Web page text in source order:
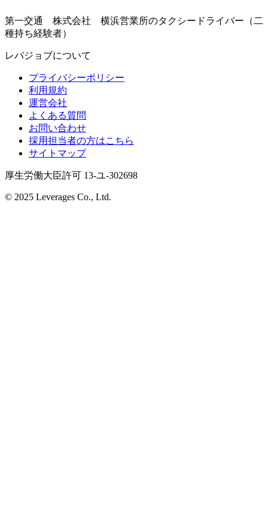
第一交通 株式会社 横浜営業所のタクシードライバー（二
種持ち経験者）
レバジョブについて
プライバシーポリシー
利用規約
運営会社
よくある質問
お問い合わせ
採用担当者の方はこちら
サイトマップ
厚生労働大臣許可 13-ユ-302698
© 2025 Leverages Co., Ltd.